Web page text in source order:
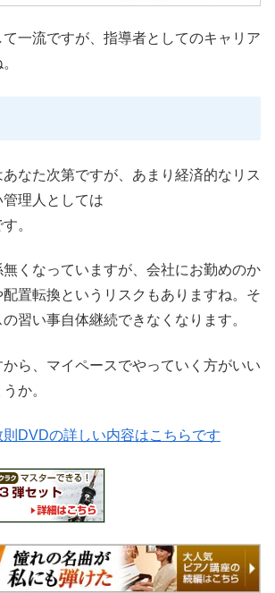
一流ですが、指導者としてのキャリア
なた次第ですが、あまり経済的なリス
理人としては
。
くなっていますが、会社にお勤めのか
置転換というリスクもありますね。そ
習い事自体継続できなくなります。
ら、マイペースでやっていく方がいい
か。
DVDの詳しい内容はこちらです